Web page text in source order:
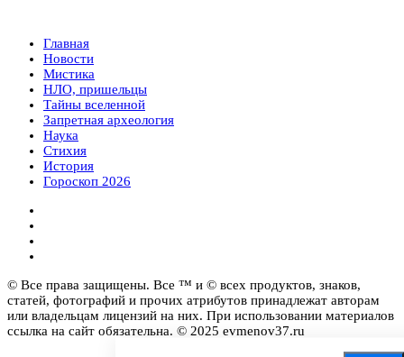
Главная
Новости
Мистика
НЛО, пришельцы
Тайны вселенной
Запретная археология
Наука
Стихия
История
Гороскоп 2026
© Все права защищены. Все ™ и © всех продуктов, знаков,
статей, фотографий и прочих атрибутов принадлежат авторам
или владельцам лицензий на них. При использовании материалов
ссылка на сайт обязательна. © 2025 evmenov37.ru